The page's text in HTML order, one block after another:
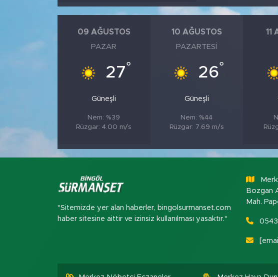
09 AĞUSTOS
PAZAR
27°
Güneşli
Nem: %39
Rüzgar: 4.00 m/s
10 AĞUSTOS
PAZARTESI
26°
Güneşli
Nem: %44
Rüzgar: 7.69 m/s
11
"Sitemizde yer alan haberler, bingolsurmanset.com
haber sitesine aittir ve izinsiz kullanılması yasaktır."
Bozgan
Mah.
Bingöl Kaza Haberleri